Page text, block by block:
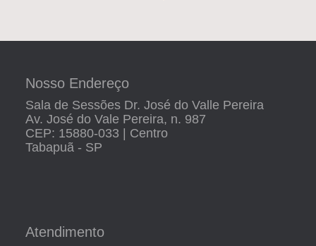
Nosso Endereço
Sala de Sessões Dr. José do Valle Pereira
Av. José do Vale Pereira, n. 987
CEP: 15880-033 | Centro
Tabapuã - SP
Atendimento